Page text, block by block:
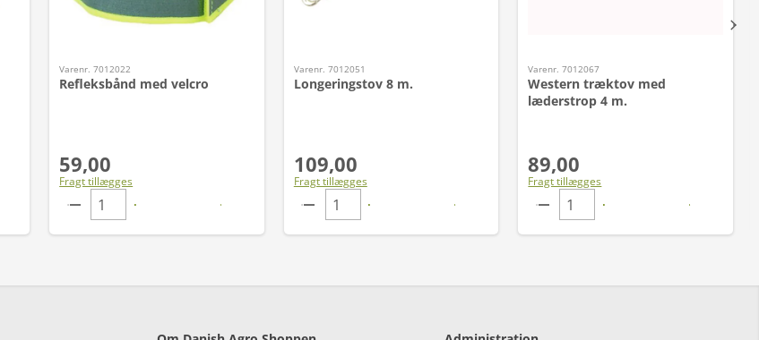
Varenr. 7012022
Refleksbånd med velcro
59,00
Fragt tillægges
Varenr. 7012051
Longeringstov 8 m.
109,00
Fragt tillægges
Varenr. 7012067
Western træktov med
læderstrop 4 m.
89,00
Fragt tillægges